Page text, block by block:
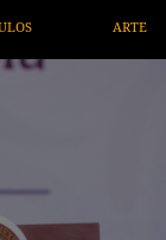
ARTE /